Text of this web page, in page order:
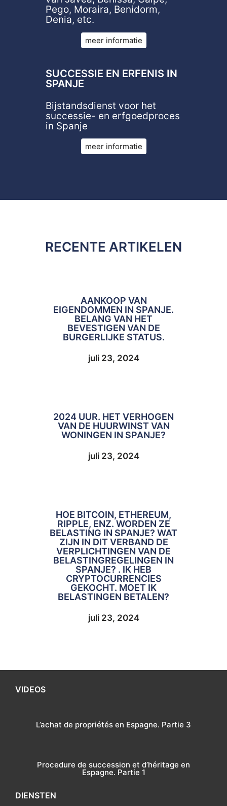
Pego, Moraira, Benidorm,
Denia, etc.
meer informatie
SUCCESSIE EN ERFENIS IN
SPANJE
Bijstandsdienst voor het
successie- en erfgoedproces
in Spanje
meer informatie
RECENTE ARTIKELEN
AANKOOP VAN
EIGENDOMMEN IN SPANJE.
BELANG VAN HET
BEVESTIGEN VAN DE
BURGERLIJKE STATUS.
juli 23, 2024
2024 UUR. HET VERHOGEN
VAN DE HUURWINST VAN
WONINGEN IN SPANJE?
juli 23, 2024
HOE BITCOIN, ETHEREUM,
RIPPLE, ENZ. WORDEN ZE
BELASTING IN SPANJE? WAT
ZIJN IN DIT VERBAND DE
VERPLICHTINGEN VAN DE
BELASTINGREGELINGEN IN
SPANJE? . IK HEB
CRYPTOCURRENCIES
GEKOCHT. MOET IK
BELASTINGEN BETALEN?
juli 23, 2024
VIDEOS
L’achat de propriétés en Espagne. Partie 3
Procedure de succession et d’héritage en
Espagne. Partie 1
DIENSTEN